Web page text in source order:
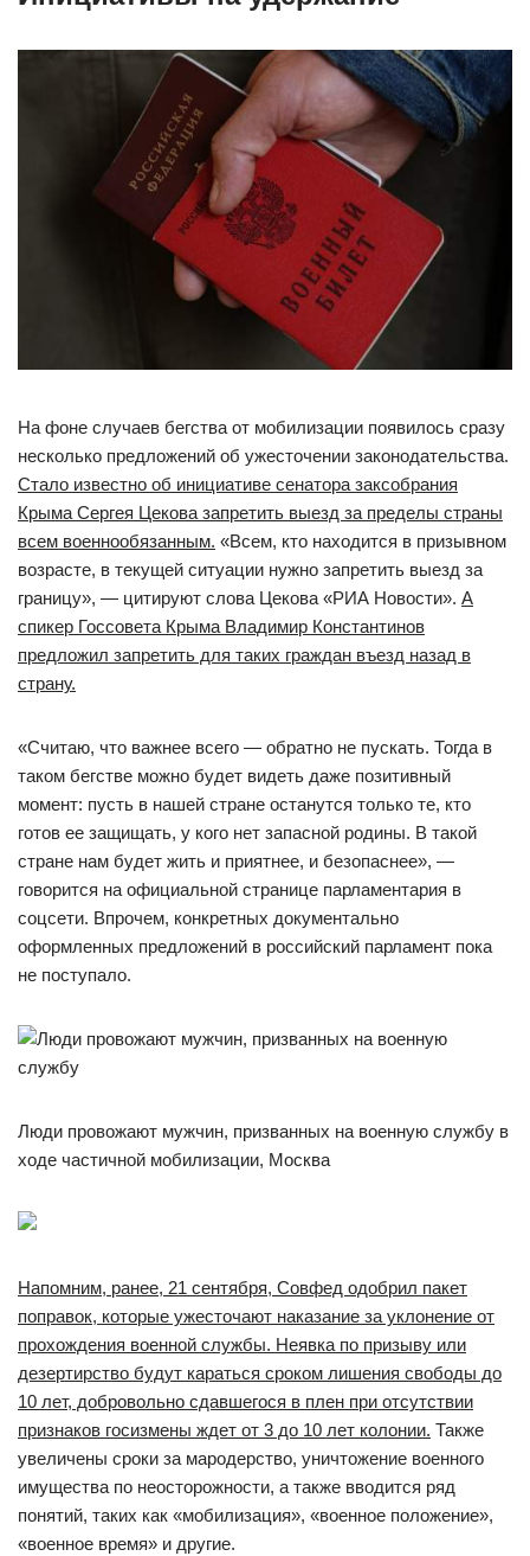
На фоне случаев бегства от мобилизации появилось сразу
несколько предложений об ужесточении законодательства.
Стало известно об инициативе сенатора заксобрания
Крыма Сергея Цекова запретить выезд за пределы страны
всем военнообязанным. «Всем, кто находится в призывном
возрасте, в текущей ситуации нужно запретить выезд за
границу», — цитируют слова Цекова «РИА Новости». А
спикер Госсовета Крыма Владимир Константинов
предложил запретить для таких граждан въезд назад в
страну.
«Считаю, что важнее всего — обратно не пускать. Тогда в
таком бегстве можно будет видеть даже позитивный
момент: пусть в нашей стране останутся только те, кто
готов ее защищать, у кого нет запасной родины. В такой
стране нам будет жить и приятнее, и безопаснее», —
говорится на официальной странице парламентария в
соцсети. Впрочем, конкретных документально
оформленных предложений в российский парламент пока
не поступало.
Люди провожают мужчин, призванных на военную службу в
ходе частичной мобилизации, Москва
Напомним, ранее, 21 сентября, Совфед одобрил пакет
поправок, которые ужесточают наказание за уклонение от
прохождения военной службы. Неявка по призыву или
дезертирство будут караться сроком лишения свободы до
10 лет, добровольно сдавшегося в плен при отсутствии
признаков госизмены ждет от 3 до 10 лет колонии. Также
увеличены сроки за мародерство, уничтожение военного
имущества по неосторожности, а также вводится ряд
понятий, таких как «мобилизация», «военное положение»,
«военное время» и другие.